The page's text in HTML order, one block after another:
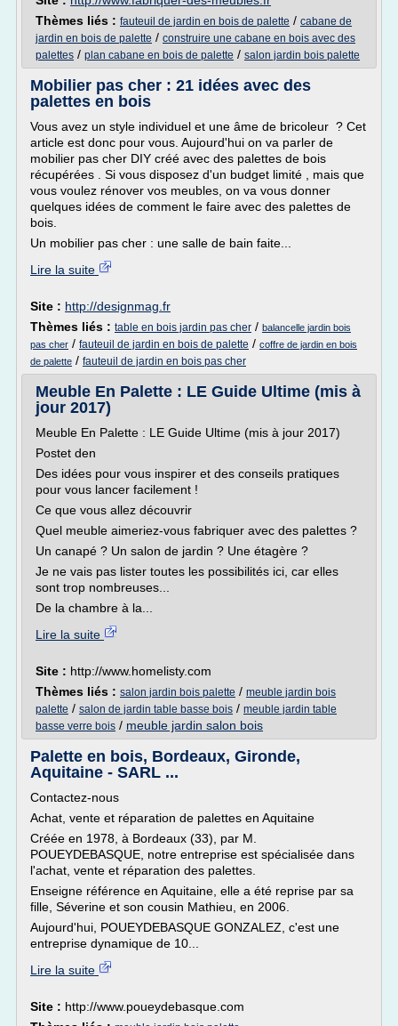
Thèmes liés : fauteuil de jardin en bois de palette / cabane de
jardin en bois de palette / construire une cabane en bois avec des
palettes / plan cabane en bois de palette / salon jardin bois palette
Mobilier pas cher : 21 idées avec des
palettes en bois
Vous avez un style individuel et une âme de bricoleur ? Cet
article est donc pour vous. Aujourd'hui on va parler de
mobilier pas cher DIY créé avec des palettes de bois
récupérées . Si vous disposez d'un budget limité , mais que
vous voulez rénover vos meubles, on va vous donner
quelques idées de comment le faire avec des palettes de
bois.
Un mobilier pas cher : une salle de bain faite...
Lire la suite
Site : http://designmag.fr
Thèmes liés : table en bois jardin pas cher / balancelle jardin bois
pas cher / fauteuil de jardin en bois de palette / coffre de jardin en bois
de palette / fauteuil de jardin en bois pas cher
Meuble En Palette : LE Guide Ultime (mis à
jour 2017)
Meuble En Palette : LE Guide Ultime (mis à jour 2017)
Postet den
Des idées pour vous inspirer et des conseils pratiques
pour vous lancer facilement !
Ce que vous allez découvrir
Quel meuble aimeriez-vous fabriquer avec des palettes ?
Un canapé ? Un salon de jardin ? Une étagère ?
Je ne vais pas lister toutes les possibilités ici, car elles
sont trop nombreuses...
De la chambre à la...
Lire la suite
Site : http://www.homelisty.com
Thèmes liés : salon jardin bois palette / meuble jardin bois
palette / salon de jardin table basse bois / meuble jardin table
basse verre bois / meuble jardin salon bois
Palette en bois, Bordeaux, Gironde,
Aquitaine - SARL ...
Contactez-nous
Achat, vente et réparation de palettes en Aquitaine
Créée en 1978, à Bordeaux (33), par M.
POUEYDEBASQUE, notre entreprise est spécialisée dans
l'achat, vente et réparation des palettes.
Enseigne référence en Aquitaine, elle a été reprise par sa
fille, Séverine et son cousin Mathieu, en 2006.
Aujourd'hui, POUEYDEBASQUE GONZALEZ, c'est une
entreprise dynamique de 10...
Lire la suite
Site : http://www.poueydebasque.com